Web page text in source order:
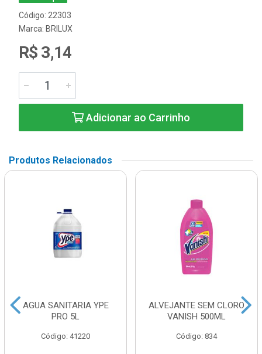
Código: 22303
Marca: BRILUX
R$ 3,14
Adicionar ao Carrinho
Produtos Relacionados
AGUA SANITARIA YPE
PRO 5L
Código: 41220
ALVEJANTE SEM CLORO
VANISH 500ML
Código: 834